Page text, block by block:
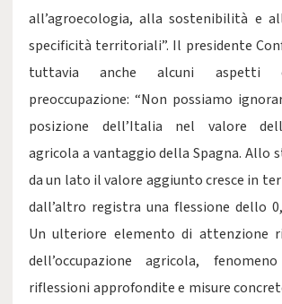
all’agroecologia, alla sostenibilità e
specificità territoriali”. Il presidente
tuttavia anche alcuni aspetti
preoccupazione: “Non possiamo
posizione dell’Italia nel valore
agricola a vantaggio della Spagna. Allo
da un lato il valore aggiunto cresce in
dall’altro registra una flessione dello
Un ulteriore elemento di attenzione
dell’occupazione agricola,
riflessioni approfondite e misure